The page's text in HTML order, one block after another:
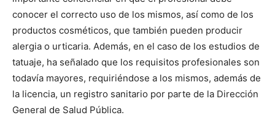
conocer el correcto uso de los mismos, así como de los
productos cosméticos, que también pueden producir
alergia o urticaria. Además, en el caso de los estudios de
tatuaje, ha señalado que los requisitos profesionales son
todavía mayores, requiriéndose a los mismos, además de
la licencia, un registro sanitario por parte de la Dirección
General de Salud Pública.